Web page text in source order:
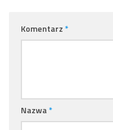
Komentarz*
Nazwa*